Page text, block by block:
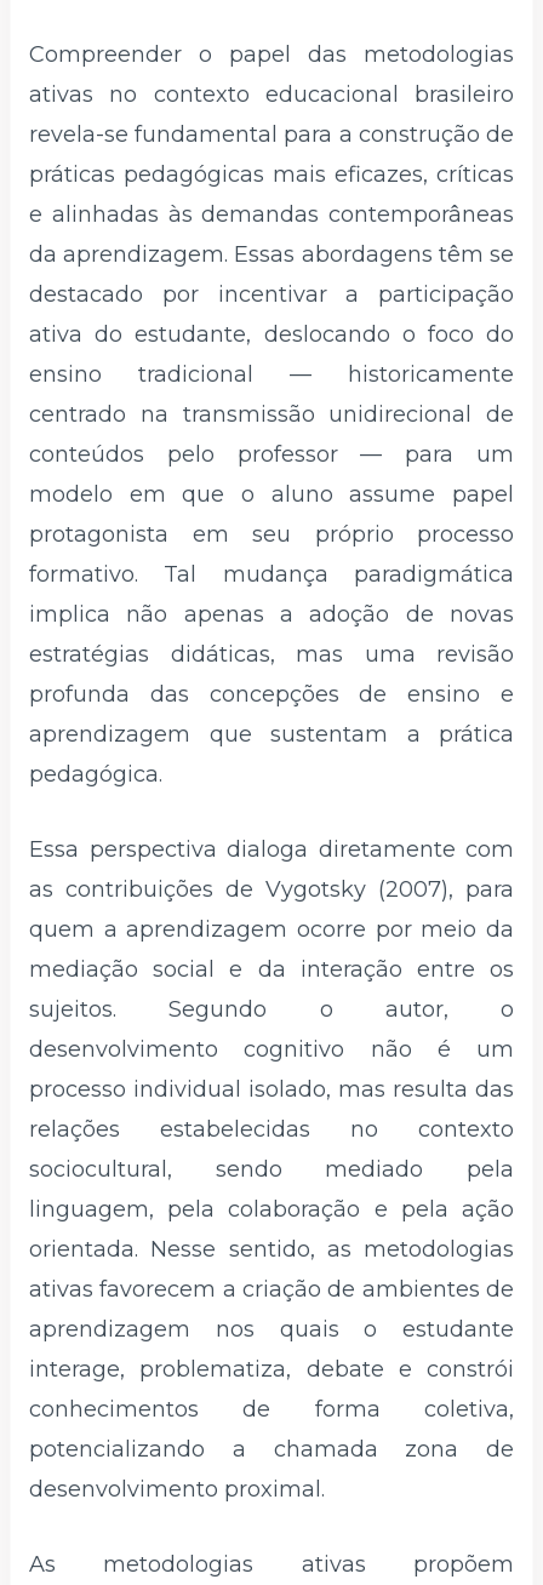
Compreender o papel das metodologias
ativas no contexto educacional brasileiro
revela-se fundamental para a construção de
práticas pedagógicas mais eficazes, críticas
e alinhadas às demandas contemporâneas
da aprendizagem. Essas abordagens têm se
destacado por incentivar a participação
ativa do estudante, deslocando o foco do
ensino tradicional — historicamente
centrado na transmissão unidirecional de
conteúdos pelo professor — para um
modelo em que o aluno assume papel
protagonista em seu próprio processo
formativo. Tal mudança paradigmática
implica não apenas a adoção de novas
estratégias didáticas, mas uma revisão
profunda das concepções de ensino e
aprendizagem que sustentam a prática
pedagógica.
Essa perspectiva dialoga diretamente com
as contribuições de Vygotsky (2007), para
quem a aprendizagem ocorre por meio da
mediação social e da interação entre os
sujeitos. Segundo o autor, o
desenvolvimento cognitivo não é um
processo individual isolado, mas resulta das
relações estabelecidas no contexto
sociocultural, sendo mediado pela
linguagem, pela colaboração e pela ação
orientada. Nesse sentido, as metodologias
ativas favorecem a criação de ambientes de
aprendizagem nos quais o estudante
interage, problematiza, debate e constrói
conhecimentos de forma coletiva,
potencializando a chamada zona de
desenvolvimento proximal.
As metodologias ativas propõem